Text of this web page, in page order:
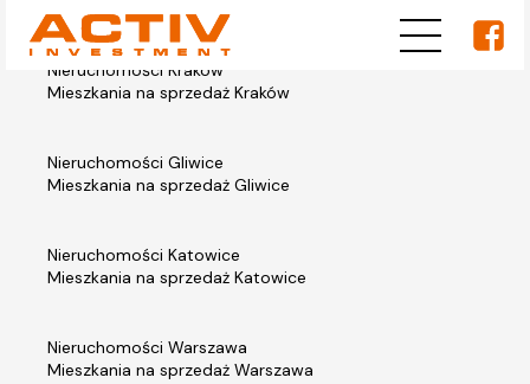
Nieruchomości Kraków
Mieszkania na sprzedaż Kraków
Nieruchomości Gliwice
Mieszkania na sprzedaż Gliwice
Nieruchomości Katowice
Mieszkania na sprzedaż Katowice
Nieruchomości Warszawa
Mieszkania na sprzedaż Warszawa